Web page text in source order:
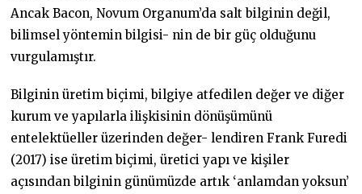
Ancak Bacon, Novum Organum’da salt bilginin değil,
bilimsel yöntemin bilgisi- nin de bir güç olduğunu
vurgulamıştır.
Bilginin üretim biçimi, bilgiye atfedilen değer ve diğer
kurum ve yapılarla ilişkisinin dönüşümünü
entelektüeller üzerinden değer- lendiren Frank Furedi
(2017) ise üretim biçimi, üretici yapı ve kişiler
açısından bilginin günümüzde artık ‘anlamdan yoksun’